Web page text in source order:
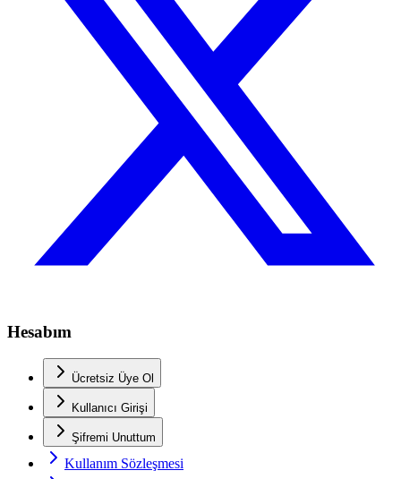
Hesabım
Ücretsiz Üye Ol
Kullanıcı Girişi
Şifremi Unuttum
Kullanım Sözleşmesi